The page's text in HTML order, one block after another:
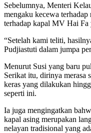
Sebelumnya, Menteri
mengaku kecewa
terhadap kapal MV Hai Fa
“Setelah kami teliti,
Pudjiastuti dalam jumpa
Menurut Susi yang baru
Serikat itu, dirinya merasa
keras yang dilakukan
seperti ini.
Ia juga mengingatkan
kapal asing merupakan
nelayan tradisional yang